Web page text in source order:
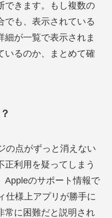
できます。もし複数の
でも、表示されている
細が一覧で表示されま
いるのか、まとめて確
の点がずっと消えない
正利用を疑ってしまう
Appleのサポート情報で
仕様上アプリが勝手に
常に困難だと説明され